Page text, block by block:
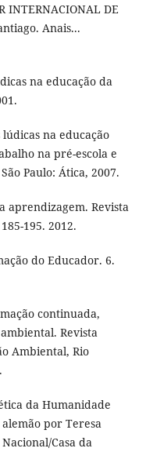
DE
Anais...
na educação da
lúdicas na educação
na pré-escola e
Paulo: Ática, 2007.
aprendizagem. Revista
195. 2012.
do Educador. 6.
continuada,
Revista
Ambiental, Rio
da Humanidade
por Teresa
Casa da